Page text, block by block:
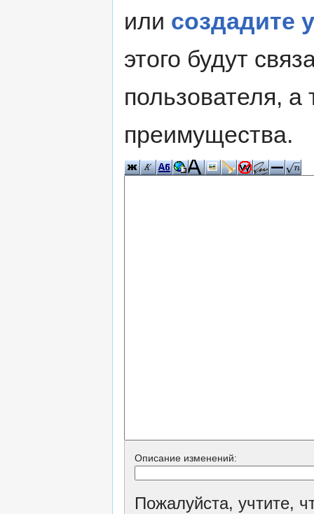
или создадите
этого будут
пользователя, а
преимущества.
Описание изменений:
Пожалуйста, учтите,